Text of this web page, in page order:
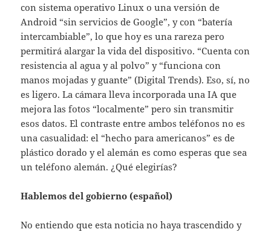
con sistema operativo Linux o una versión de
Android “sin servicios de Google”, y con “batería
intercambiable”, lo que hoy es una rareza pero
permitirá alargar la vida del dispositivo. “Cuenta con
resistencia al agua y al polvo” y “funciona con
manos mojadas y guante” (Digital Trends). Eso, sí, no
es ligero. La cámara lleva incorporada una IA que
mejora las fotos “localmente” pero sin transmitir
esos datos. El contraste entre ambos teléfonos no es
una casualidad: el “hecho para americanos” es de
plástico dorado y el alemán es como esperas que sea
un teléfono alemán. ¿Qué elegirías?
Hablemos del gobierno (español)
No entiendo que esta noticia no haya trascendido y